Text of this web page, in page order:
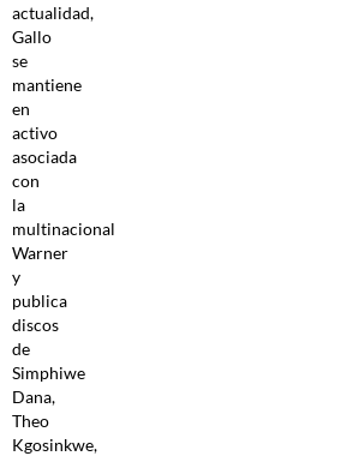
actualidad,
Gallo
se
mantiene
en
activo
asociada
con
la
multinacional
Warner
y
publica
discos
de
Simphiwe
Dana,
Theo
Kgosinkwe,